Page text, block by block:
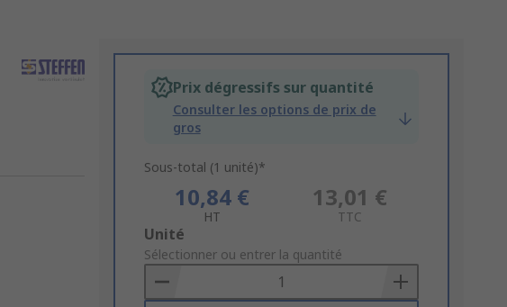
Prix dégressifs sur quantité
Consulter les options de prix de
gros
Sous-total (1 unité)*
10,84 €
HT
13,01 €
TTC
Add
to
Basket
Unité
Sélectionner ou entrer la quantité